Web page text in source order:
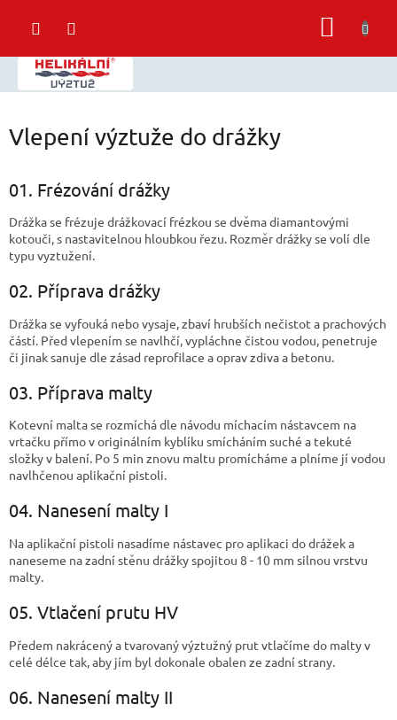
Vlepení výztuže do drážky
01. Frézování drážky
Drážka se frézuje drážkovací frézkou se dvěma diamantovými
kotouči, s nastavitelnou hloubkou řezu. Rozměr drážky se volí dle
typu vyztužení.
02. Příprava drážky
Drážka se vyfouká nebo vysaje, zbaví hrubších nečistot a prachových
částí. Před vlepením se navlhčí, vypláchne čistou vodou, penetruje
či jinak sanuje dle zásad reprofilace a oprav zdiva a betonu.
03. Příprava malty
Kotevní malta se rozmíchá dle návodu míchacím nástavcem na
vrtačku přímo v originálním kyblíku smícháním suché a tekuté
složky v balení. Po 5 min znovu maltu promícháme a plníme jí vodou
navlhčenou aplikační pistoli.
04. Nanesení malty I
Na aplikační pistoli nasadíme nástavec pro aplikaci do drážek a
naneseme na zadní stěnu drážky spojitou 8 - 10 mm silnou vrstvu
malty.
05. Vtlačení prutu HV
Předem nakrácený a tvarovaný výztužný prut vtlačíme do malty v
celé délce tak, aby jím byl dokonale obalen ze zadní strany.
06. Nanesení malty II